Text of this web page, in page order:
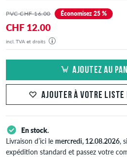
PVC CHF 16.00 Économisez 25 %
CHF 12.00
incl. TVA et droits
Votre commande sera expédiée depuis notre entrepôt en Allemagne.
sont inclus dans le prix affiché. Il n'y a pas de frais supplémentaires
AJOUTEZ AU
AJOUTER À VOTRE LISTE
En stock.
Livraison d’ici lemercredi, 12.08.2026,
expédition standard et passez votre